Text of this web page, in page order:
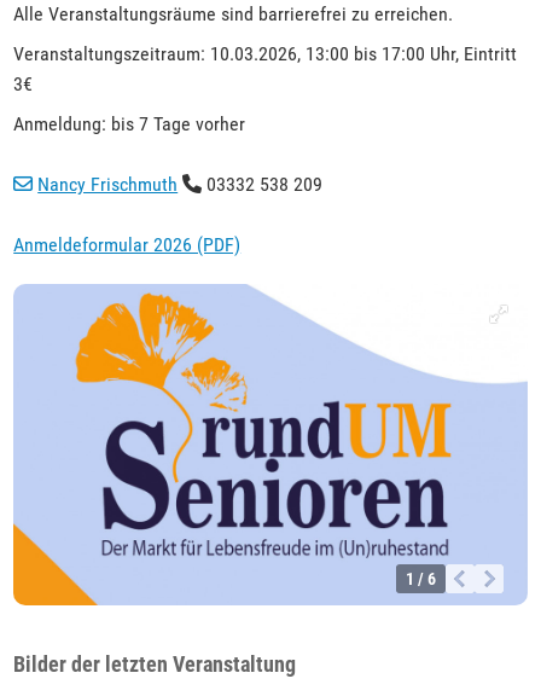
Alle Veranstaltungsräume sind barrierefrei zu erreichen.
Veranstaltungszeitraum: 10.03.2026, 13:00 bis 17:00 Uhr, Eintritt
3€
Anmeldung: bis 7 Tage vorher
Nancy Frischmuth 03332 538 209
Anmeldeformular 2026 (PDF)
1 / 6
Bilder der letzten Veranstaltung